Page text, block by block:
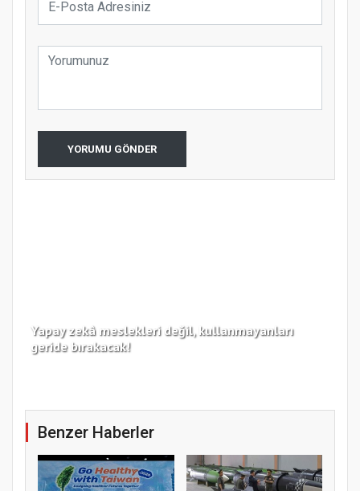
YORUMU GÖNDER
Yapay zekâ meslekleri değil, kullanmayanları
geride bırakacak!
Benzer Haberler